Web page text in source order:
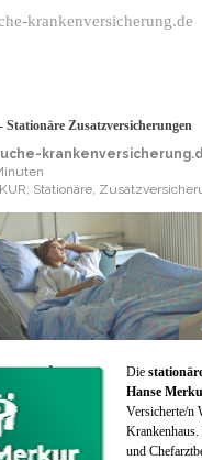
krankenversicherung.de
Zusatzversicherungen
, Stationäre,
Die
Hanse
Versicherte/n
und